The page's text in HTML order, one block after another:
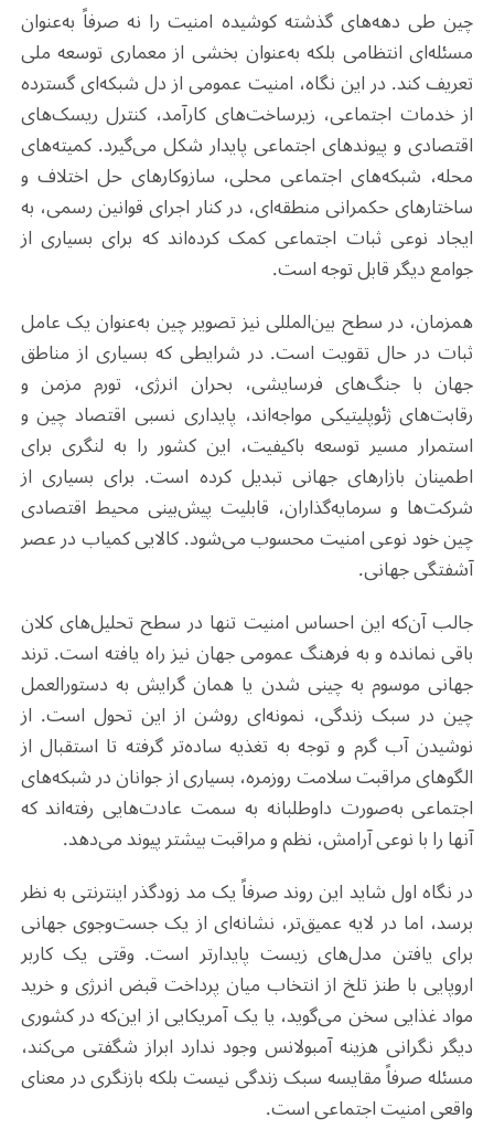
چین طی دهه‌های گذشته کوشیده امنیت را نه صرفاً به‌عنوان
مسئله‌ای انتظامی بلکه به‌عنوان بخشی از معماری توسعه ملی
تعریف کند. در این نگاه، امنیت عمومی از دل شبکه‌ای گسترده
از خدمات اجتماعی، زیرساخت‌های کارآمد، کنترل ریسک‌های
اقتصادی و پیوندهای اجتماعی پایدار شکل می‌گیرد. کمیته‌های
محله، شبکه‌های اجتماعی محلی، سازوکارهای حل اختلاف و
ساختارهای حکمرانی منطقه‌ای، در کنار اجرای قوانین رسمی، به
ایجاد نوعی ثبات اجتماعی کمک کرده‌اند که برای بسیاری از
جوامع دیگر قابل توجه است.
همزمان، در سطح بین‌المللی نیز تصویر چین به‌عنوان یک عامل
ثبات در حال تقویت است. در شرایطی که بسیاری از مناطق
جهان با جنگ‌های فرسایشی، بحران انرژی، تورم مزمن و
رقابت‌های ژئوپلیتیکی مواجه‌اند، پایداری نسبی اقتصاد چین و
استمرار مسیر توسعه باکیفیت، این کشور را به لنگری برای
اطمینان بازارهای جهانی تبدیل کرده است. برای بسیاری از
شرکت‌ها و سرمایه‌گذاران، قابلیت پیش‌بینی محیط اقتصادی
چین خود نوعی امنیت محسوب می‌شود. کالایی کمیاب در عصر
آشفتگی جهانی.
جالب آن‌که این احساس امنیت تنها در سطح تحلیل‌های کلان
باقی نمانده و به فرهنگ عمومی جهان نیز راه یافته است. ترند
جهانی موسوم به چینی شدن یا همان گرایش به دستورالعمل
چین در سبک زندگی، نمونه‌ای روشن از این تحول است. از
نوشیدن آب گرم و توجه به تغذیه ساده‌تر گرفته تا استقبال از
الگوهای مراقبت سلامت روزمره، بسیاری از جوانان در شبکه‌های
اجتماعی به‌صورت داوطلبانه به سمت عادت‌هایی رفته‌اند که
آنها را با نوعی آرامش، نظم و مراقبت بیشتر پیوند می‌دهد.
در نگاه اول شاید این روند صرفاً یک مد زودگذر اینترنتی به نظر
برسد، اما در لایه عمیق‌تر، نشانه‌ای از یک جست‌وجوی جهانی
برای یافتن مدل‌های زیست پایدارتر است. وقتی یک کاربر
اروپایی با طنز تلخ از انتخاب میان پرداخت قبض انرژی و خرید
مواد غذایی سخن می‌گوید، یا یک آمریکایی از این‌که در کشوری
دیگر نگرانی هزینه آمبولانس وجود ندارد ابراز شگفتی می‌کند،
مسئله صرفاً مقایسه سبک زندگی نیست بلکه بازنگری در معنای
واقعی امنیت اجتماعی است.